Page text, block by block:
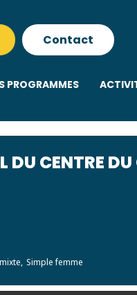
Contact
PROGRAMMES
DU CENTRE
Simple femme